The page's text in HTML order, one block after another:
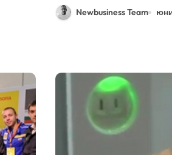
Newbusiness Team